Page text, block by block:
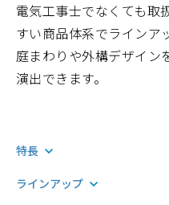
電気工事士でなくても取
すい商品体系でラインア
庭まわりや外構デザイン
演出できます。
特長
ラインアップ